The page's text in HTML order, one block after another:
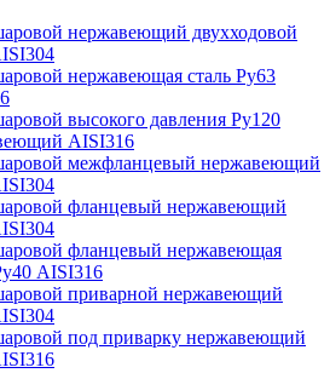
нержавеющий двухходовой
нержавеющая сталь Ру63
высокого давления Ру120
AISI316
межфланцевый нержавеющий
фланцевый нержавеющий
фланцевый нержавеющая
AISI316
приварной нержавеющий
под приварку нержавеющий